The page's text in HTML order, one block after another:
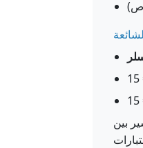
بين